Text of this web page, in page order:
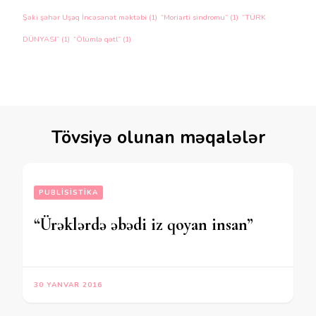
Şəki şəhər Uşaq İncəsənət məktəbi (1) “Moriarti sindromu” (1) “TÜRK
DÜNYASI” (1) “Ölümlə qətl” (1)
Tövsiyə olunan məqalələr
PUBLISISTIKA
“Ürəklərdə əbədi iz qoyan insan”
30 YANVAR 2016